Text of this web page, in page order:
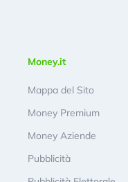
Money.it
Mappa del Sito
Money Premium
Money Aziende
Pubblicità